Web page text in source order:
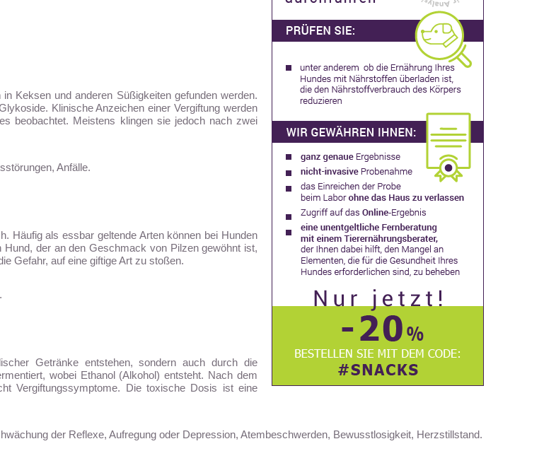
Keksen und anderen Süßigkeiten gefunden werden.
Klinische Anzeichen einer Vergiftung werden
beobachtet. Meistens klingen sie jedoch nach zwei
Anfälle.
Häufig als essbar geltende Arten können bei Hunden
der an den Geschmack von Pilzen gewöhnt ist,
Gefahr, auf eine giftige Art zu stoßen.
Getränke entstehen, sondern auch durch die
wobei Ethanol (Alkohol) entsteht. Nach dem
Vergiftungssymptome. Die toxische Dosis ist eine
der Reflexe, Aufregung oder Depression, Atembeschwerden, Bewusstlosigkeit, Herzstillstand.